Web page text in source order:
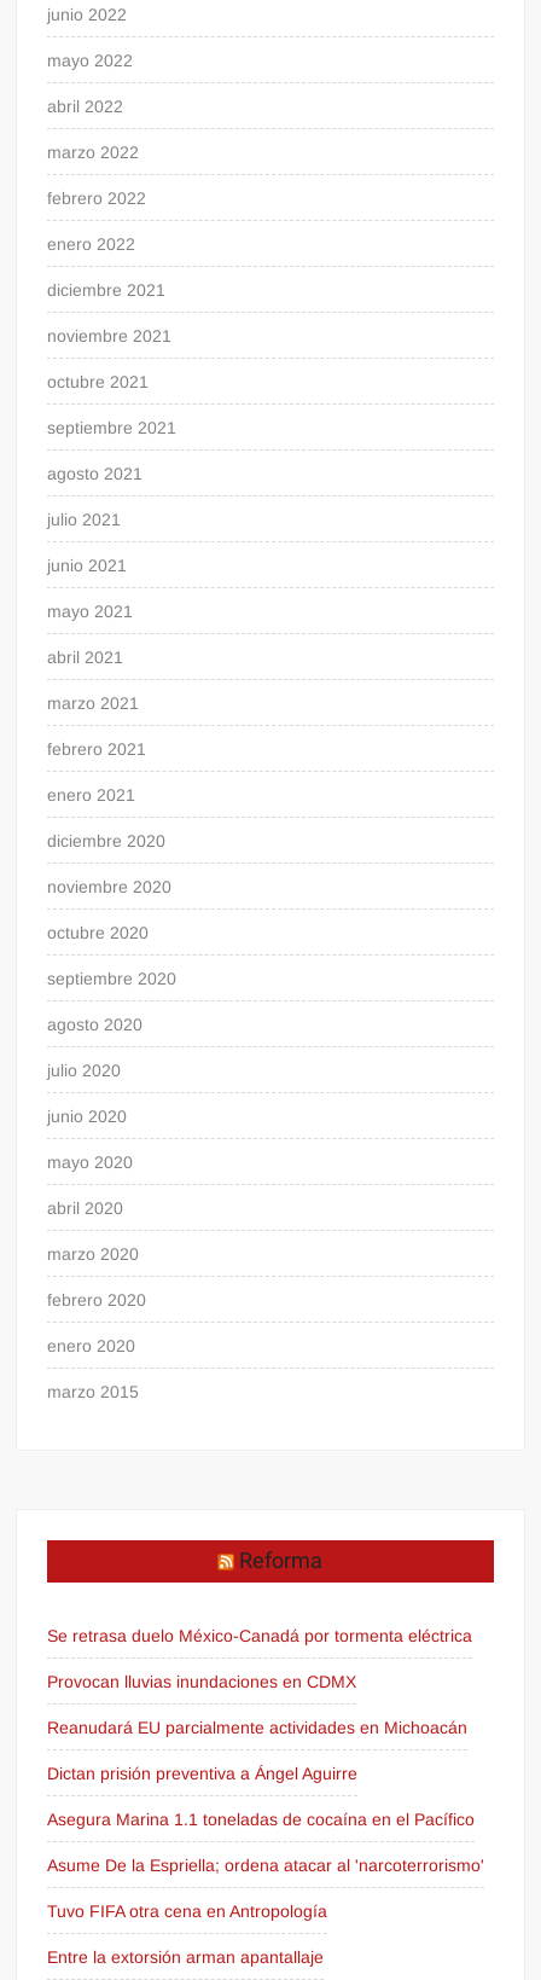
junio 2022
mayo 2022
abril 2022
marzo 2022
febrero 2022
enero 2022
diciembre 2021
noviembre 2021
octubre 2021
septiembre 2021
agosto 2021
julio 2021
junio 2021
mayo 2021
abril 2021
marzo 2021
febrero 2021
enero 2021
diciembre 2020
noviembre 2020
octubre 2020
septiembre 2020
agosto 2020
julio 2020
junio 2020
mayo 2020
abril 2020
marzo 2020
febrero 2020
enero 2020
marzo 2015
Reforma
Se retrasa duelo México-Canadá por tormenta eléctrica
Provocan lluvias inundaciones en CDMX
Reanudará EU parcialmente actividades en Michoacán
Dictan prisión preventiva a Ángel Aguirre
Asegura Marina 1.1 toneladas de cocaína en el Pacífico
Asume De la Espriella; ordena atacar al 'narcoterrorismo'
Tuvo FIFA otra cena en Antropología
Entre la extorsión arman apantallaje